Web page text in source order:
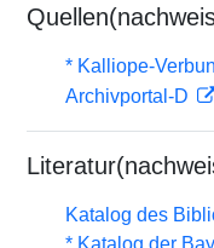
* Kalliope-
Archivportal-D
Katalog des
* Katalog der